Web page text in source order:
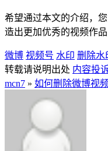
希望通过本文的介绍，
造出更加优秀的视频作
微博 视频号 水印 删除水
转载请说明出处 内容投
mcn7 » 如何删除微博视